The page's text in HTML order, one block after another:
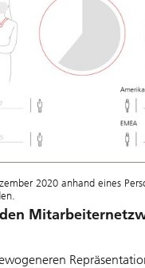
2020 anhand eines